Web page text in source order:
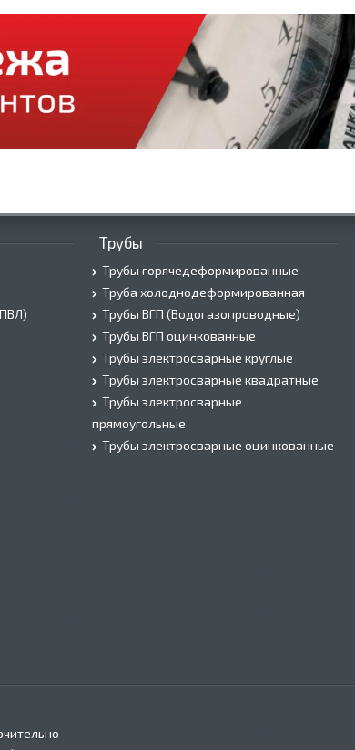
Трубы
Трубы горячедеформированные
Труба холоднодеформированная
Трубы ВГП (Водогазопроводные)
Трубы ВГП оцинкованные
Трубы электросварные круглые
Трубы электросварные квадратные
Трубы электросварные
прямоугольные
Трубы электросварные оцинкованные